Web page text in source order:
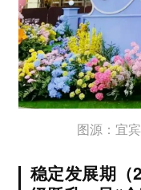
图源：宜
稳定发展期（